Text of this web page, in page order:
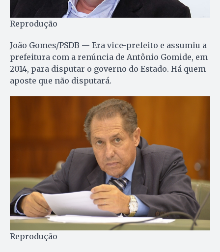
Reprodução
João Gomes/PSDB — Era vice-prefeito e assumiu a
prefeitura com a renúncia de Antônio Gomide, em
2014, para disputar o governo do Estado. Há quem
aposte que não disputará.
Reprodução